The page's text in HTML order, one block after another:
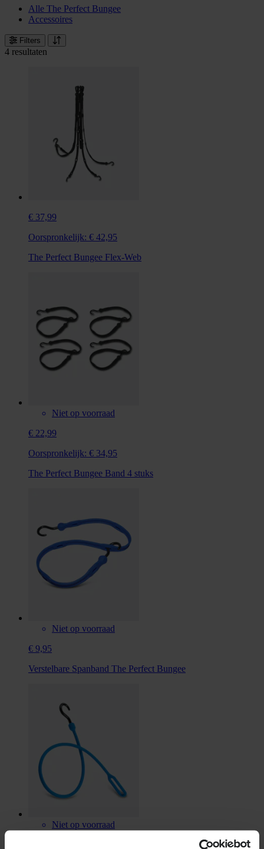
Alle The Perfect Bungee
Accessoires
Filters
4 resultaten
€ 37,99
Oorspronkelijk: € 42,95
The Perfect Bungee Flex-Web
Niet op voorraad
€ 22,99
Oorspronkelijk: € 34,95
The Perfect Bungee Band 4 stuks
Niet op voorraad
€ 9,95
Verstelbare Spanband The Perfect Bungee
Niet op voorraad